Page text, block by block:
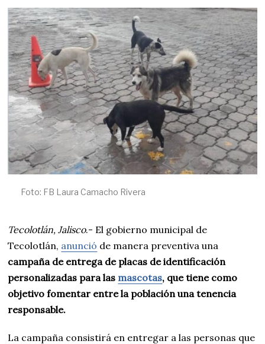
T
O
1
,
2
0
2
5
Foto: FB Laura Camacho Rivera
Tecolotlán, Jalisco.- El gobierno municipal de
Tecolotlán, anunció de manera preventiva una
campaña de entrega de placas de identificación
personalizadas para las mascotas, que tiene como
objetivo fomentar entre la población una tenencia
responsable.
La campaña consistirá en entregar a las personas que